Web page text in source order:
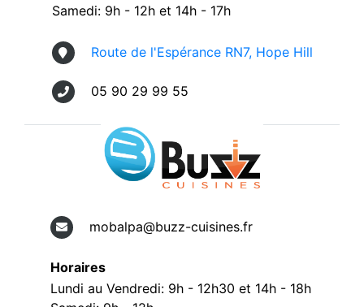
Samedi: 9h - 12h et 14h - 17h
Route de l'Espérance RN7, Hope Hill
05 90 29 99 55
mobalpa@buzz-cuisines.fr
Horaires
Lundi au Vendredi: 9h - 12h30 et 14h - 18h